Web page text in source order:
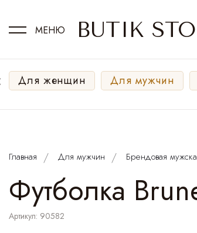
МЕНЮ BUTIK
Для женщин Для мужчин
Главная Для мужчин Брендовая
Футболка
Артикул: 90582